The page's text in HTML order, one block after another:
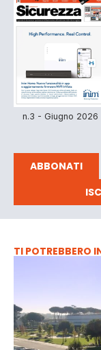
n.3 - Giugno 2026
ABBONATI
TI POTREBBERO